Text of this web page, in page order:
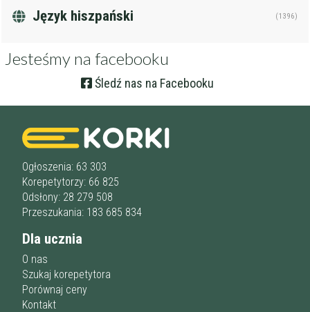
Język hiszpański (1396)
Jesteśmy na facebooku
Śledź nas na Facebooku
Ogłoszenia: 63 303
Korepetytorzy: 66 825
Odsłony: 28 279 508
Przeszukania: 183 685 834
Dla ucznia
O nas
Szukaj korepetytora
Porównaj ceny
Kontakt